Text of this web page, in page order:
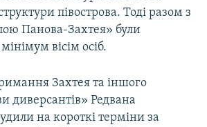
півострова. Тоді разом з
Панова-Захтея» були
вісім осіб.
Захтея та іншого
диверсантів» Редвана
на короткі терміни за